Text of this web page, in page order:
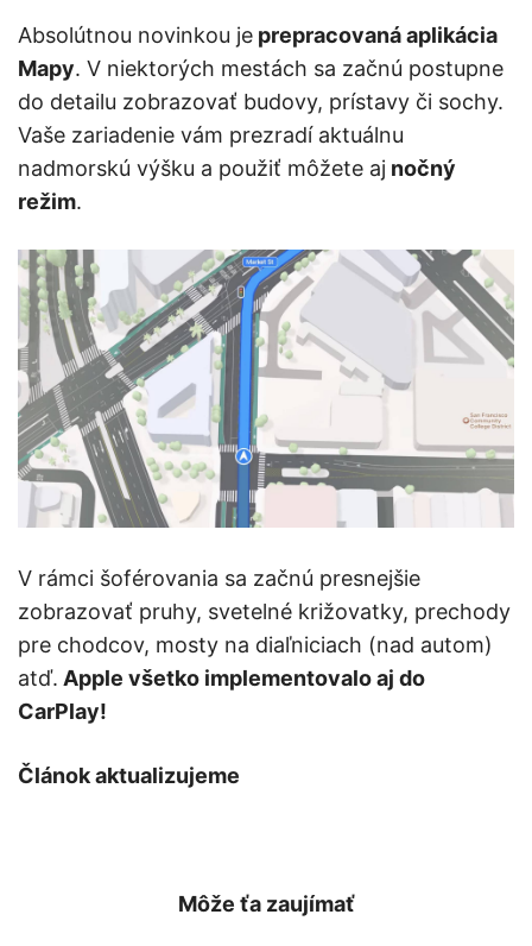
Absolútnou novinkou je prepracovaná aplikácia
Mapy. V niektorých mestách sa začnú postupne
do detailu zobrazovať budovy, prístavy či sochy.
Vaše zariadenie vám prezradí aktuálnu
nadmorskú výšku a použiť môžete aj nočný
režim.
V rámci šoférovania sa začnú presnejšie
zobrazovať pruhy, svetelné križovatky, prechody
pre chodcov, mosty na diaľniciach (nad autom)
atď. Apple všetko implementovalo aj do
CarPlay!
Článok aktualizujeme
Môže ťa zaujímať